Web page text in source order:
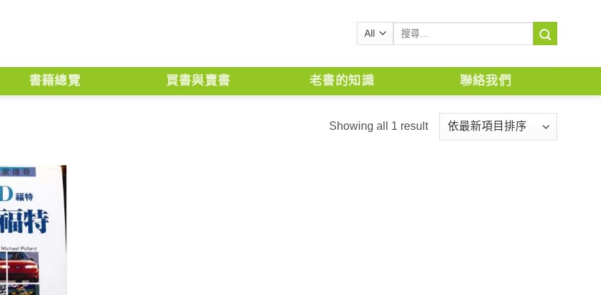
搜
鍵
書籍總覽 買書與賣書 老書的知識 聯絡我們
Showing all 1 result